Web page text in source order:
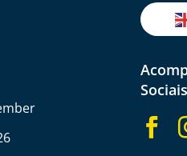
